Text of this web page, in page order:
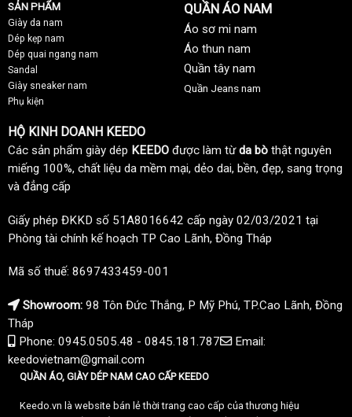
SẢN PHẨM
Giày da nam
Dép kẹp nam
Dép quai ngang nam
Sandal
Giày sneaker nam
Phụ kiện
QUẦN ÁO NAM
Áo sơ mi nam
Áo thun nam
Quần tây nam
Quần Jeans nam
HỘ KINH DOANH KEEDO
Các sản phẩm giày dép KEEDO được làm từda bò thật nguyên
miếng 100%, chất liệu da mềm mại, dẻo dai, bền, đẹp, sang trọng
và đẳng cấp
Giấy phép ĐKKD số 51A8016642 cấp ngày 02/03/2021 tại
Phòng tài chính kế hoạch TP Cao Lãnh, Đồng Tháp
Mã số thuế: 8697433459-001
Showroom: 98 Tôn Đức Thắng, P Mỹ Phú, TP.Cao Lãnh, Đồng
Tháp
Phone: 0945.0505.48 - 0845.181.787
Email:
keedovietnam@gmail.com
QUẦN ÁO, GIÀY DÉP NAM CAO CẤP KEEDO
Keedo.vn là website bán lẻ thời trang cao cấp của thương hiệu